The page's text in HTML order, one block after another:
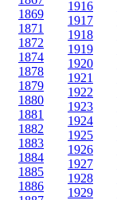
1869
1871
1872
1874
1878
1879
1880
1881
1882
1883
1884
1885
1886
1916
1917
1918
1919
1920
1921
1922
1923
1924
1925
1926
1927
1928
1929